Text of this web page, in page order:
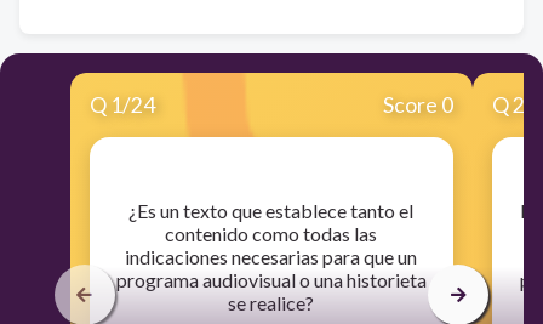
Q 1/24 Score 0
​¿Es un texto que establece tanto el
contenido como todas las
indicaciones necesarias para que un
programa audiovisual o una historieta
se realice?
Q2